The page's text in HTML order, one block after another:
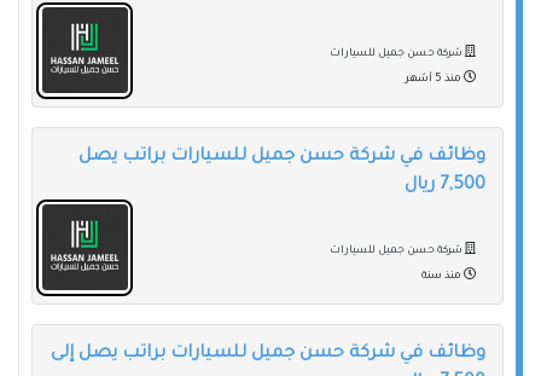
شركة حسن جميل للسيارات
منذ 5 أشهر
وظائف في شركة حسن جميل للسيارات براتب يصل
7,500 ريال
شركة حسن جميل للسيارات
منذ سنة
وظائف في شركة حسن جميل للسيارات براتب يصل إلى